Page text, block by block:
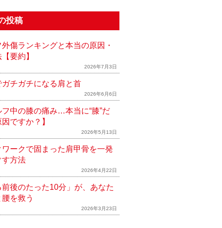
投稿
傷ランキングと本当の原因・
要約】
2026年7月3日
ガチガチになる肩と首
2026年6月6日
フ中の膝の痛み…本当に“膝”だ
ですか？】
2026年5月13日
ワークで固まった肩甲骨を一発
す方法
2026年4月22日
前後のたった10分」が、あなた
を救う
2026年3月23日